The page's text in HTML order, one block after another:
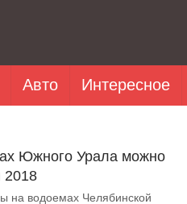
Авто Интересное
Южного Урала можно
2018
на водоемах Челябинской